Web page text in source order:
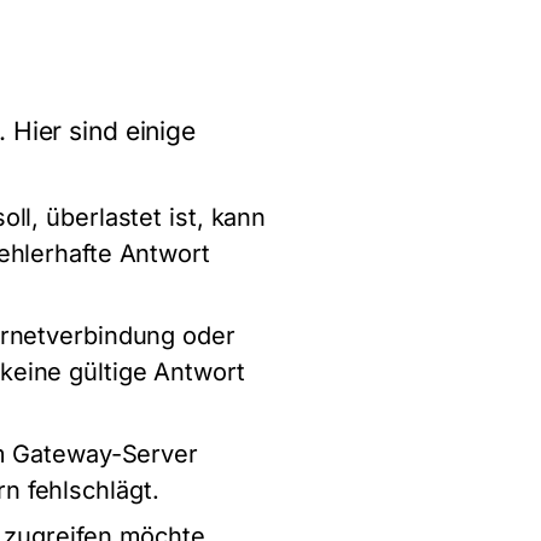
Hier sind einige
überlastet ist, kann
Antwort
oder
gültige Antwort
Gateway-Server
fehlschlägt.